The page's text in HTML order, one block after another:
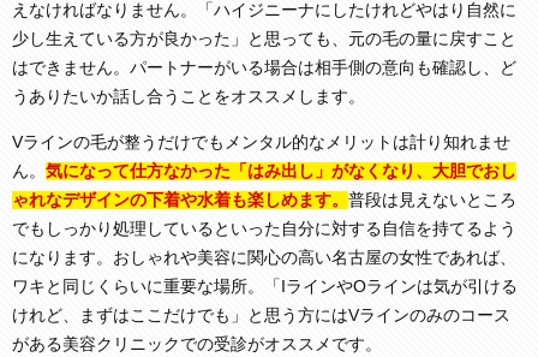
えなければなりません。「ハイジニーナにしたけれどやはり自然に
少し生えている方が良かった」と思っても、元の毛の量に戻すこと
はできません。パートナーがいる場合は相手側の意向も確認し、ど
うありたいか話し合うことをオススメします。
Vラインの毛が整うだけでもメンタル的なメリットは計り知れませ
ん。 気になって仕方なかった「はみ出し」がなくなり、大胆でおし
ゃれなデザインの下着や水着も楽しめます。 普段は見えないところ
でもしっかり処理しているといった自分に対する自信を持てるよう
になります。おしゃれや美容に関心の高い名古屋の女性であれば、
ワキと同じくらいに重要な場所。「IラインやOラインは気が引ける
けれど、まずはここだけでも」と思う方にはVラインのみのコース
がある美容クリニックでの受診がオススメです。